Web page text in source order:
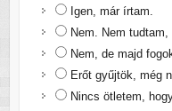
Igen, már írtam.
Nem. Nem
Nem, de majd
Erőt gyűjtök, még
Nincs ötletem,